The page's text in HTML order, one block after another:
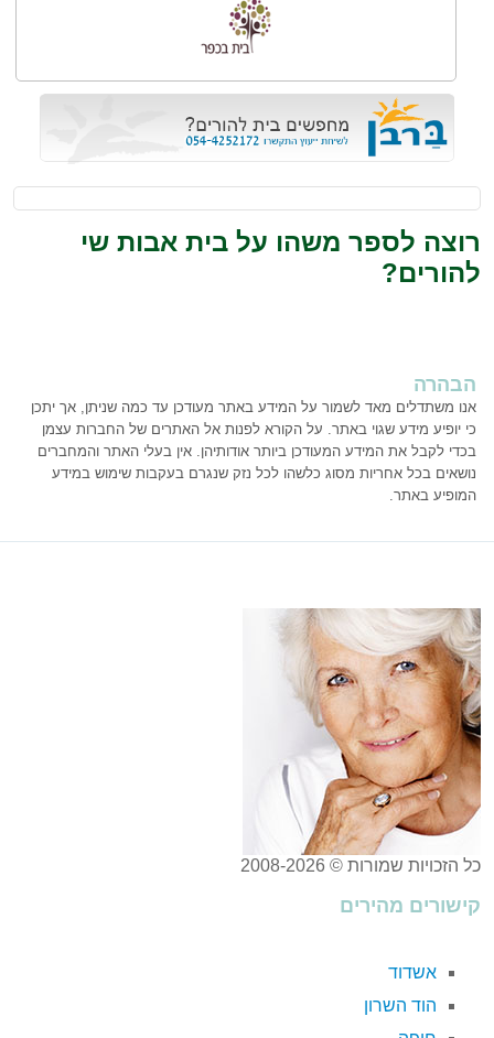
רוצה לספר משהו על בית אבות שי
להורים?
הבהרה
אנו משתדלים מאד לשמור על המידע באתר מעודכן עד כמה שניתן, אך יתכן
כי יופיע מידע שגוי באתר. על הקורא לפנות אל האתרים של החברות עצמן
בכדי לקבל את המידע המעודכן ביותר אודותיהן. אין בעלי האתר והמחברים
נושאים בכל אחריות מסוג כלשהו לכל נזק שנגרם בעקבות שימוש במידע
המופיע באתר.
כל הזכויות שמורות © 2008-2026
קישורים מהירים
אשדוד
הוד השרון